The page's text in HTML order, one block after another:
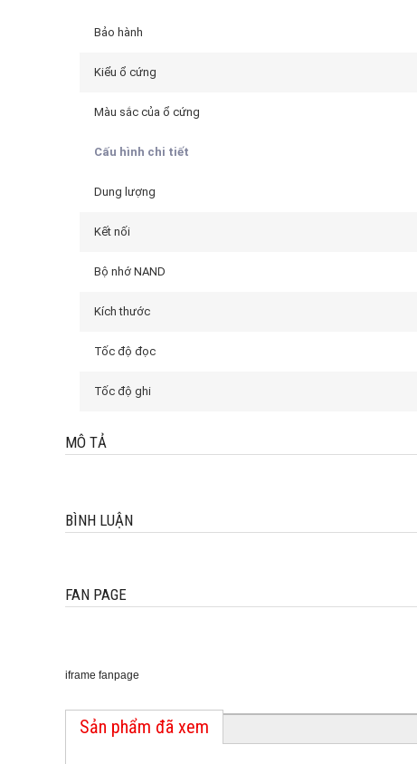
Bảo hành
Kiểu ổ cứng
Màu sắc của ổ cứng
Cấu hình chi tiết
Dung lượng
Kết nối
Bộ nhớ NAND
Kích thước
Tốc độ đọc
Tốc độ ghi
MÔ TẢ
BÌNH LUẬN
FAN PAGE
iframe fanpage
Sản phẩm đã xem